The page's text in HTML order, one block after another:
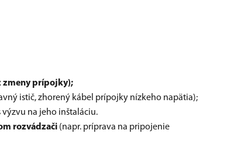
zmeny prípojky);
istič, zhorený kábel prípojky nízkeho napätia);
na jeho inštaláciu.
rozvádzači(napr. príprava na pripojenie